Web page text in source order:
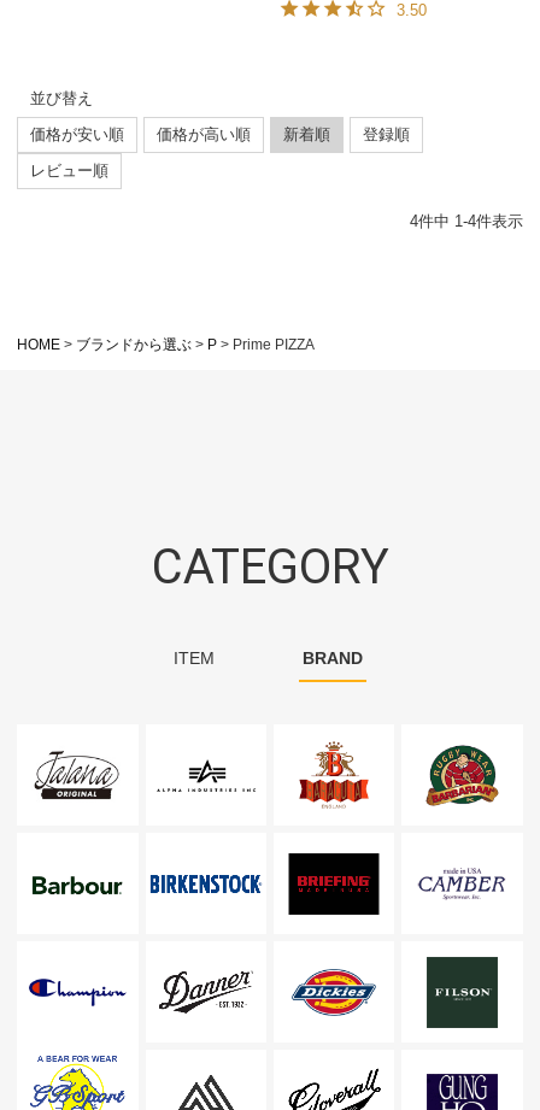
3.50
並び替え
価格が安い順
価格が高い順 新着順
登録順
レビュー順
4件中 1-4件表示
HOME ブランドから選ぶ P Prime PIZZA
CATEGORY
ITEM BRAND